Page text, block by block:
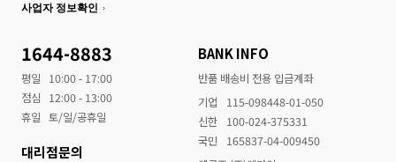
사업자 정보확인
1644-8883
평일
10:00 - 17:00
점심
12:00 - 13:00
휴일 토/일/공휴일
대리점문의
BANK INFO
반품 배송비 전용 입금계좌
기업
115-098448-01-050
신한
100-024-375331
국민
165837-04-009450